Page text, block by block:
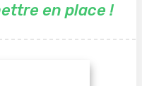
en place !